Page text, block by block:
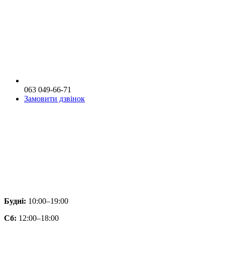
063 049-66-71
Замовити дзвінок
Будні: 10:00–19:00
Сб: 12:00–18:00